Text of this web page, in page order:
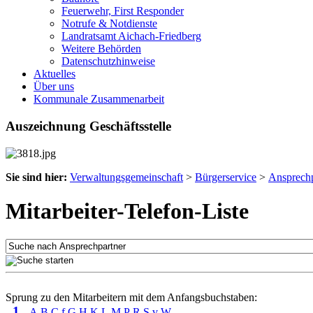
Feuerwehr, First Responder
Notrufe & Notdienste
Landratsamt Aichach-Friedberg
Weitere Behörden
Datenschutzhinweise
Aktuelles
Über uns
Kommunale Zusammenarbeit
Auszeichnung Geschäftsstelle
Sie sind hier: Verwaltungsgemeinschaft > Bürgerservice >
Mitarbeiter-Telefon-Liste
Sprung zu den Mitarbeitern mit dem Anfangsbuchstaben: